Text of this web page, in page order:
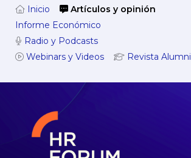
Inicio
Artículos y opinión
Informe Económico
Radio y Podcasts
Webinars y Videos
Revista Alumni